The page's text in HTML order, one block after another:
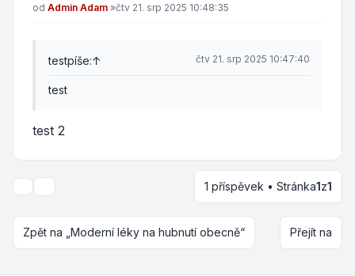
Příspěvek
od Admin Adam »čtv 21. srp 2025 10:48:35
testpíše:↑ čtv 21. srp 2025 10:47:40
test
test 2
Nástroje tématu 1 příspěvek • Stránka1z1
Zpět na „Moderní léky na hubnutí obecně“ Přejít na